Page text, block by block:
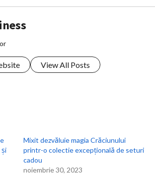
View All Posts
și
Mixit dezvăluie magia Crăciunului
printr-o colectie excepțională de seturi
cadou
noiembrie 30, 2023